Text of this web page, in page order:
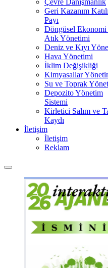
Çevre Danışmanlık
Geri Kazanım
Payı
Döngüsel Ekonomi
Atık Yönetimi
Deniz ve Kıyı
Hava Yönetimi
İklim Değişikliği
Kimyasallar
Su ve Toprak
Depozito Yönetim
Sistemi
Kirletici Salım ve
Kaydı
İletişim
İletişim
Reklam